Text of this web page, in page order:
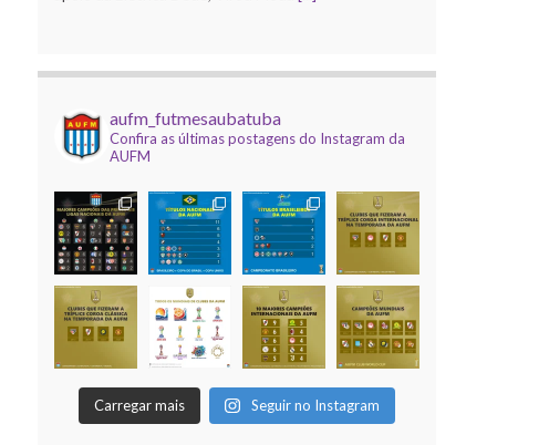
O Corinthians de Róbson Pinho faturou
a edição 2025 da Copa do Brasil AUFM
contou com apoio da Elétrica Dedê, Uba
Inox e Virou Moda, e[...]
Mundial de Clubes AUFM 2025
9 dezembro 2025
Foi realizada na noite desta segunda, 8
de dezembro, o encerramento da
temporada temática (dadinho/vidrilhas)
da AUFM, com a realização da 12ª edição
aufm_futmesaubatuba
Confira as últimas postagens do Instagram da
AUFM
Carregar mais Seguir no Instagram